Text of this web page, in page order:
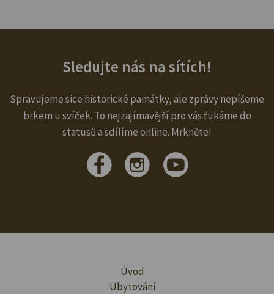
Sledujte nás na sítích!
Spravujeme sice historické památky, ale zprávy nepíšeme
brkem u svíček. To nejzajímavější pro vás ťukáme do
statusů a sdílíme online. Mrkněte!
Úvod
Ubytování